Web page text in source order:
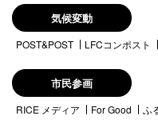
気候変動
POST&POST LFCコンポスト
市民参画
RICE メディア For Good ふ